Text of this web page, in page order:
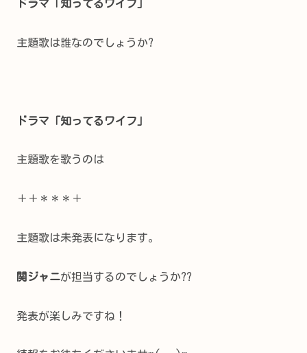
ドラマ「知ってるワイフ」
主題歌は誰なのでしょうか?
ドラマ「知ってるワイフ」
主題歌を歌うのは
＋＋＊＊＊＋
主題歌は未発表になります。
関ジャニが担当するのでしょうか??
発表が楽しみですね！